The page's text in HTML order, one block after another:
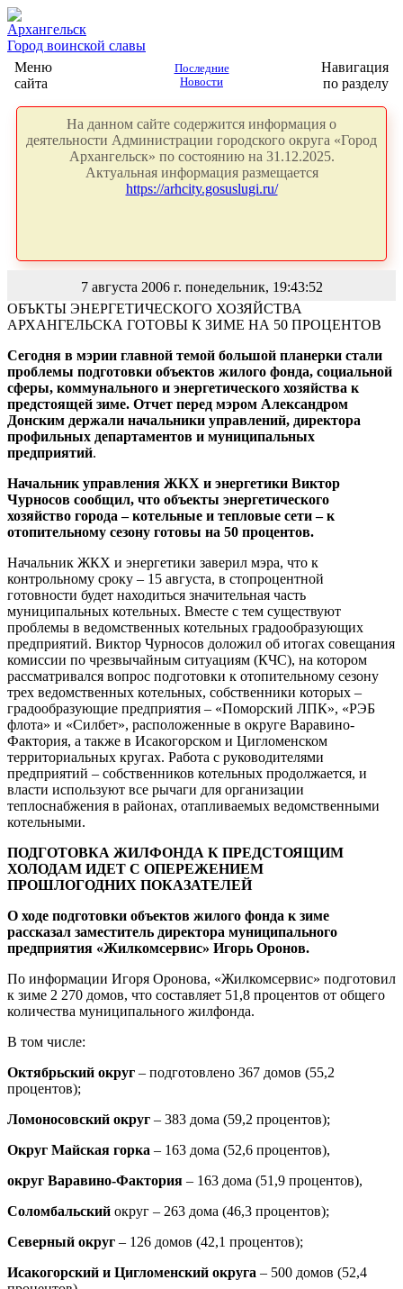
Архангельск
Город воинской славы
Меню
сайта
Последние
Новости
Навигация
по разделу
На данном сайте содержится информация о
деятельности Администрации городского округа «Город
Архангельск» по состоянию на 31.12.2025.
Актуальная информация размещается
https://arhcity.gosuslugi.ru/
7 августа 2006 г. понедельник, 19:43:52
ОБЪКТЫ ЭНЕРГЕТИЧЕСКОГО ХОЗЯЙСТВА
АРХАНГЕЛЬСКА ГОТОВЫ К ЗИМЕ НА 50 ПРОЦЕНТОВ
Сегодня в мэрии главной темой большой планерки стали
проблемы подготовки объектов жилого фонда, социальной
сферы, коммунального и энергетического хозяйства к
предстоящей зиме. Отчет перед мэром Александром
Донским держали начальники управлений, директора
профильных департаментов и муниципальных
предприятий.
Начальник управления ЖКХ и энергетики Виктор
Чурносов сообщил, что объекты энергетического
хозяйство города – котельные и тепловые сети – к
отопительному сезону готовы на 50 процентов.
Начальник ЖКХ и энергетики заверил мэра, что к
контрольному сроку – 15 августа, в стопроцентной
готовности будет находиться значительная часть
муниципальных котельных. Вместе с тем существуют
проблемы в ведомственных котельных градообразующих
предприятий. Виктор Чурносов доложил об итогах совещания
комиссии по чрезвычайным ситуациям (КЧС), на котором
рассматривался вопрос подготовки к отопительному сезону
трех ведомственных котельных, собственники которых –
градообразующие предприятия – «Поморский ЛПК», «РЭБ
флота» и «Силбет», расположенные в округе Варавино-
Фактория, а также в Исакогорском и Цигломенском
территориальных кругах. Работа с руководителями
предприятий – собственников котельных продолжается, и
власти используют все рычаги для организации
теплоснабжения в районах, отапливаемых ведомственными
котельными.
ПОДГОТОВКА ЖИЛФОНДА К ПРЕДСТОЯЩИМ
ХОЛОДАМ ИДЕТ С ОПЕРЕЖЕНИЕМ
ПРОШЛОГОДНИХ ПОКАЗАТЕЛЕЙ
О ходе подготовки объектов жилого фонда к зиме
рассказал заместитель директора муниципального
предприятия «Жилкомсервис» Игорь Оронов.
По информации Игоря Оронова, «Жилкомсервис» подготовил
к зиме 2 270 домов, что составляет 51,8 процентов от общего
количества муниципального жилфонда.
В том числе:
Октябрьский округ – подготовлено 367 домов (55,2
процентов);
Ломоносовский округ – 383 дома (59,2 процентов);
Округ Майская горка – 163 дома (52,6 процентов),
округ Варавино-Фактория – 163 дома (51,9 процентов),
Соломбальский округ – 263 дома (46,3 процентов);
Северный округ – 126 домов (42,1 процентов);
Исакогорский и Цигломенский округа – 500 домов (52,4